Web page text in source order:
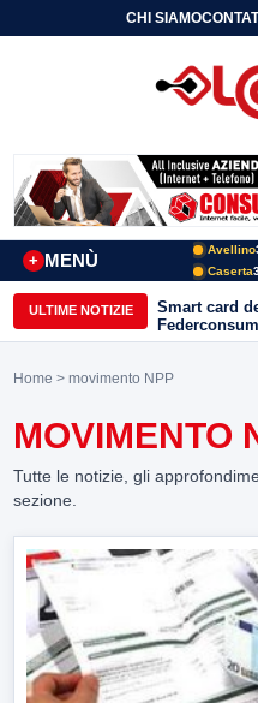
CHI SIAMO
MENÙ
+
Avellino
Caserta
ULTIME NOTIZIE
Smart card
«Benevento
Home > movimento NPP
MOVIMENTO
Tutte le notizie, gli
sezione.